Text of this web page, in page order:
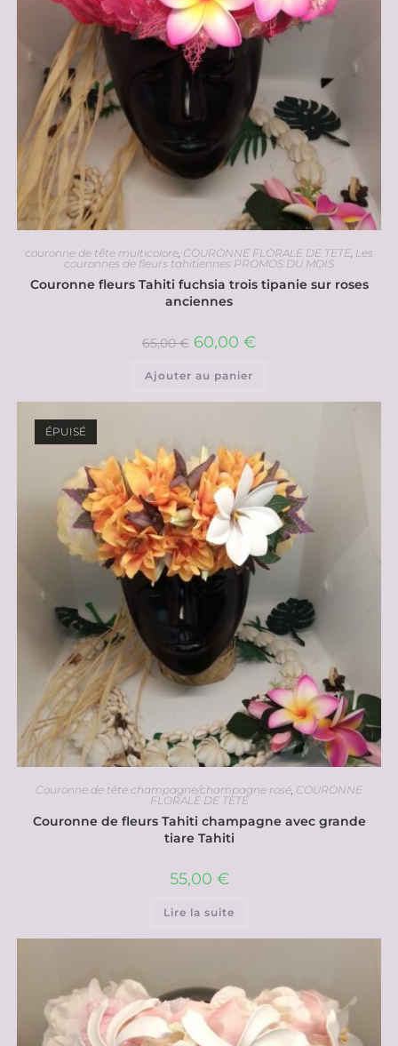
couronne de tête multicolore COURONNE FLORALE DE TETE Les
couronnes de fleurs tahitiennes PROMOS DU MOIS
Couronne fleurs Tahiti fuchsia trois tipanie sur roses
anciennes
65,00€ 60,00 €
Ajouter au panier
ÉPUISÉ
Couronne de tête champagne/champagne rosé COURONNE
FLORALE DE TETE
Couronne de fleurs Tahiti champagne avec grande
tiare Tahiti
55,00 €
Lire la suite